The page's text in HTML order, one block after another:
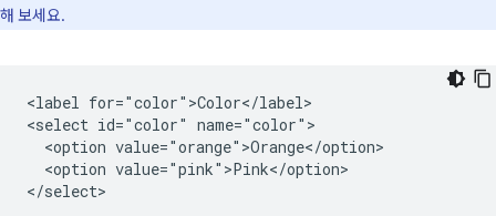
해 보세요.
<label for="color">Color</label>
<select id="color" name="color">
  <option value="orange">Orange</option>
  <option value="pink">Pink</option>